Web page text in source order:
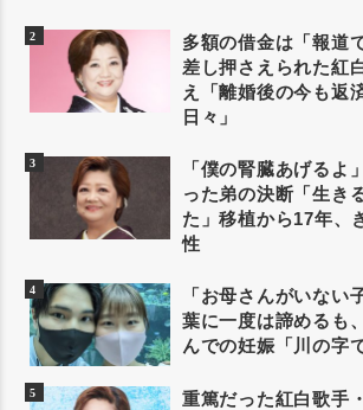
多額の借金は「報道
差し押さえられた紅
え「離婚後の今も返
日々」
「僕の腎臓あげるよ
った弟の決断「生き
た」移植から17年、
性
「お母さんがいない
葉に一度は諦めるも
んでの妊娠「川の字
重篤だった紅白歌手